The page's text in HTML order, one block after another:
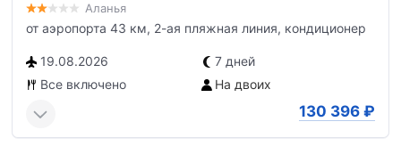
Аланья
от аэропорта 43 км, 2-ая пляжная линия, кондиционер
19.08.2026
7 дней
Все включено
На двоих
130 396 ₽